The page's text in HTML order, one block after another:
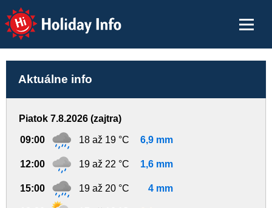
Holiday Info
Aktuálne info
Piatok 7.8.2026 (zajtra)
09:00 18 až 19 °C 6,9 mm
12:00 19 až 22 °C 1,6 mm
15:00 19 až 20 °C 4 mm